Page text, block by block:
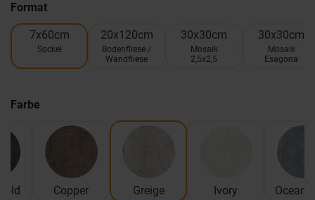
Format
7x60cm
Sockel
20x120cm
Bodenfliese /
Wandfliese
30x30cm
Mosaik
2,5x2,5
30x30cm
Mosaik
Esagona
Farbe
Copper Greige Ivory Ocean